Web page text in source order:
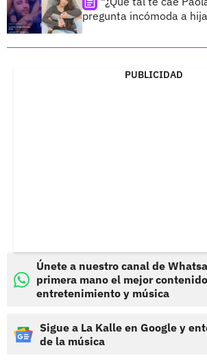
pregunta incómoda a
PUBLICIDAD
Únete a nuestro canal de
primera mano el mejor
entretenimiento y música
Sigue a La Kalle en Google y
de la música